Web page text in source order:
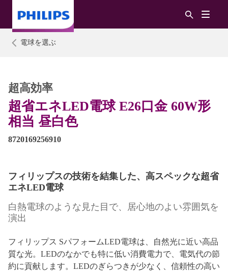
電球を選ぶ
超省エネLED電球 E26口金 60W形
相当 昼白色
超高効率
8720169256910
フィリップスの技術を結集した、高スペックな超省
エネLED電球
白熱電球のような見た目で、居心地のよい雰囲気を
演出
フィリップス SパフォームLED電球は、自然光に近い高品
質な光。LEDのなかでも特に低い消費電力で、電気代の節
約に貢献します。LEDのぎらつきが少なく、信頼性の高い